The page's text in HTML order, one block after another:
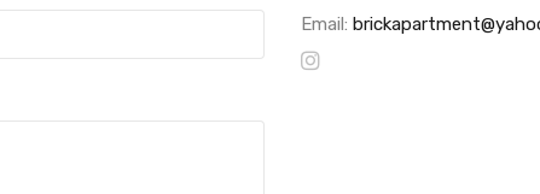
Email: